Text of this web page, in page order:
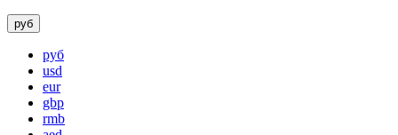
руб
руб
usd
eur
gbp
rmb